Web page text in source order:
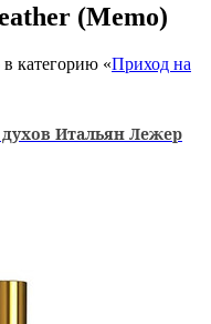
(Memo)
категорию «Приход на
Итальян Лежер